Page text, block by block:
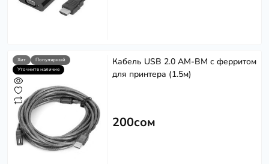
Хит
Популярный
Уточните наличие
Кабель USB 2.0 AM-BM с ферритом
для принтера (1.5м)
200сом